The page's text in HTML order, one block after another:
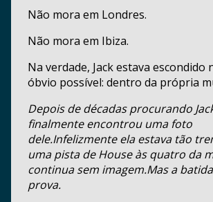
Não mora em Londres.
Não mora em Ibiza.
Na verdade, Jack estava escondido
óbvio possível: dentro da própria
Depois de décadas procurando
finalmente encontrou uma foto
dele.Infelizmente ela estava tão
uma pista de House às quatro da
continua sem imagem.Mas a
prova.